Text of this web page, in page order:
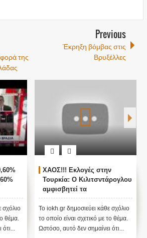
της
Previous
Έκρηξη βόμβας στις
Βρυξέλλες
ΧΑΟΣ!!! Εκλογές στην
Τουρκία: Ο Κιλιτσντάρογλου
αμφισβητεί τα
αποτελέσματα θα γίνουν
ενστάσεις...
Το iokh.gr δημοσιεύει κάθε σχόλιο
το οποίο είναι σχετικό με το θέμα.
Ωστόσο, αυτό δεν σημαίνει ότι...